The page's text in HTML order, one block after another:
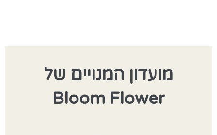
מועדון המנויים של
Bloom Flower